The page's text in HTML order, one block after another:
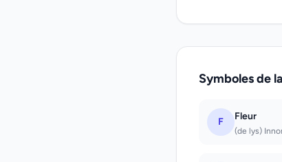
Symboles de
F Fleur
(de lys)